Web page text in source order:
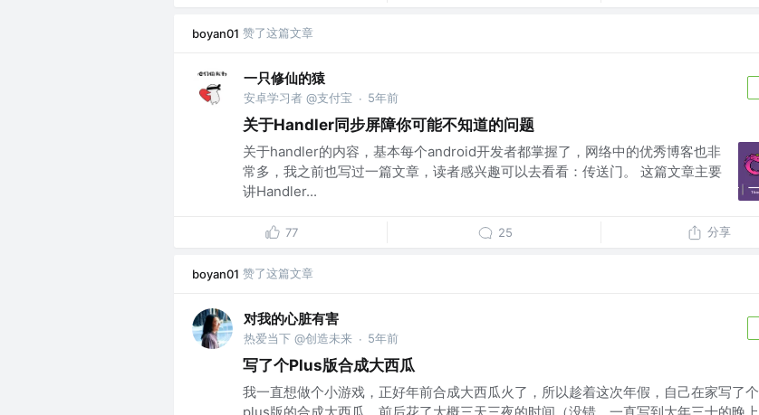
boyan01 赞了这篇文章
一只修仙的猿
安卓学习者 @支付宝 · 5年前
关于Handler同步屏障你可能不知道的问题
关于handler的内容，基本每个android开发者都掌握了，网络中的优秀博客也非
常多，我之前也写过一篇文章，读者感兴趣可以去看看：传送门。 这篇文章主要
讲Handler...
77 25 分享
boyan01 赞了这篇文章
对我的心脏有害
热爱当下 @创造未来 · 5年前
写了个Plus版合成大西瓜
我一直想做个小游戏，正好年前合成大西瓜火了，所以趁着这次年假，自己在家写了个